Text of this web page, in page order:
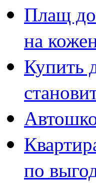
Плащ
на
Купить
по